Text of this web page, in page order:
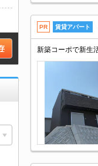
PR 賃貸アパート